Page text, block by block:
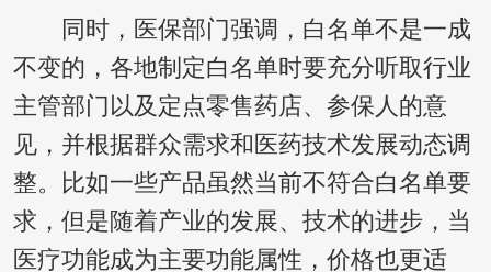
同时，医保部门强调，白名单不是一成
不变的，各地制定白名单时要充分听取行业
主管部门以及定点零售药店、参保人的意
见，并根据群众需求和医药技术发展动态调
整。比如一些产品虽然当前不符合白名单要
求，但是随着产业的发展、技术的进步，当
医疗功能成为主要功能属性，价格也更适